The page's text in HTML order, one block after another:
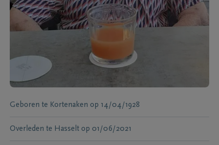
Geboren te Kortenaken op 14/04/1928
Overleden te Hasselt op 01/06/2021